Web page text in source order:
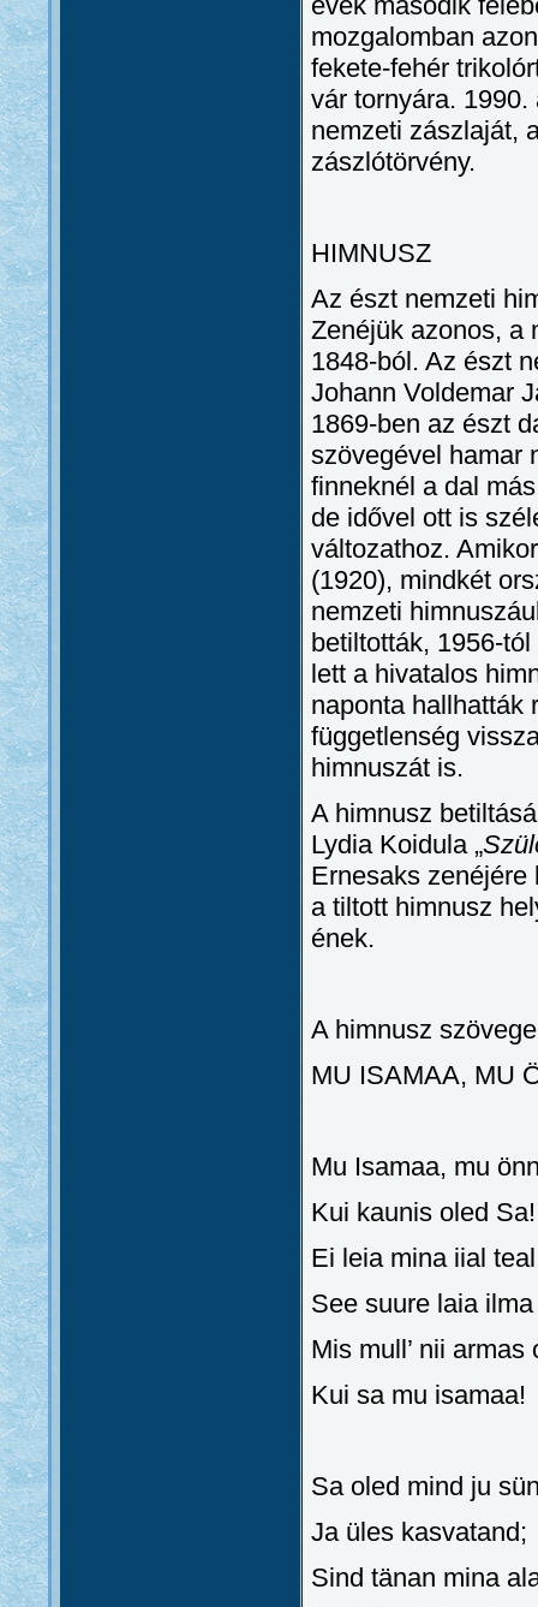
mozgalomban
fekete-fehér
vár tornyára.
nemzeti zászlaját,
zászlótörvény.
HIMNUSZ
Az észt nemzeti
Zenéjük azonos, a
1848-ból. Az észt
Johann Voldemar
1869-ben az észt
szövegével hamar
finneknél a dal
de idővel ott is
változathoz.
(1920), mindkét
nemzeti
betiltották, 1956-
lett a hivatalos
naponta hallhatták
függetlenség
himnuszát is.
A himnusz
Lydia Koidula „
Ernesaks zenéjére
a tiltott himnusz
ének.
A himnusz
MU ISAMAA, MU
Mu Isamaa, mu
Kui kaunis oled Sa!
Ei leia mina iial
See suure laia
Mis mull’ nii armas
Kui sa mu isamaa!
Sa oled mind ju
Ja üles kasvatand;
Sind tänan mina